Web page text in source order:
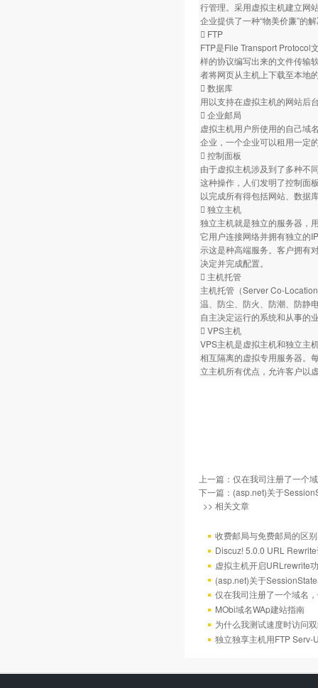
行管理。采用虚拟主机建立网
企业提供了一种“物美价廉”的
 FTP
FTP是File Transport Protocol
样的协议编写出来的文件传输
者将网页从主机上下载至本地
 数据库
用以支持在虚拟主机的网站后
 企业邮局
虚拟主机用户所使用的自己域
企业，一个企业可以租用一定
 控制面板
由于虚拟主机涉及到了多种不
这种操作，人们发明了控制面
以完成所有得包括网站、数据
 独立主机
独立主机就是独立的服务器，
它用户连接网络并拥有独立的
示这是种高端服务。客户拥有
决定并完成配置。
 主机托管
主机托管（Server Co-
温、防尘、防火、防潮、防静
自主决定运行的系统和从事的
 VPS主机
VPS主机是虚拟主机和独立主
相互隔离的虚拟专用服务器。
立主机所有优点，允许客户以
上一篇： 仅在我司注册了一个
下一篇： (asp.net)关于
>> 相关文章
收费邮局与免费邮局的区别
Discuz! 5.0.0 URL
虚拟主机开启URLrewrite
(asp.net)关于
仅在我司注册了一个域名
MObi域名WAp建站指南
为什么我测试速度时访问
独立独享主机用FTP Serv-